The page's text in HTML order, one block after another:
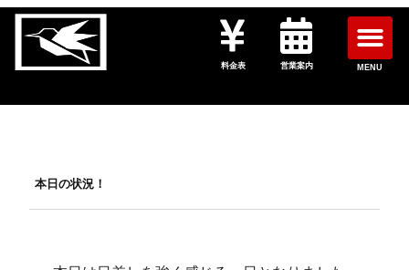
料金表 営業案内 MENU
本日の状況！